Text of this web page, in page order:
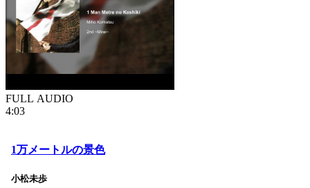
FULL AUDIO
4:03
1万メートルの景色
小松未歩